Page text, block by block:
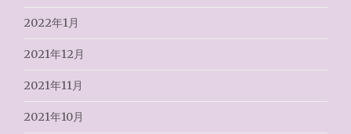
2022年1月
2021年12月
2021年11月
2021年10月